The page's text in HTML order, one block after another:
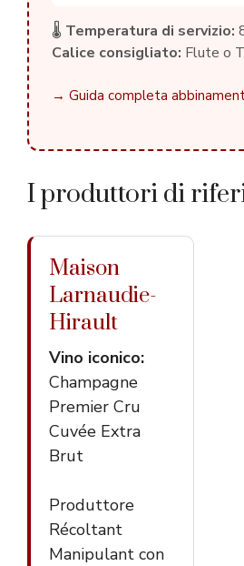
🌡️ Temperatura di servizio:
Calice consigliato: Flute o
→ Guida completa
I produttori di
Maison
Larnaudie-
Hirault
Vino iconico:
Champagne
Premier Cru
Cuvée Extra
Brut
Produttore
Récoltant
Manipulant con